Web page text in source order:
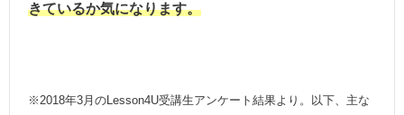
きているか気になります。
※2018年3月のLesson4U受講生アンケート結果より。以下、主な